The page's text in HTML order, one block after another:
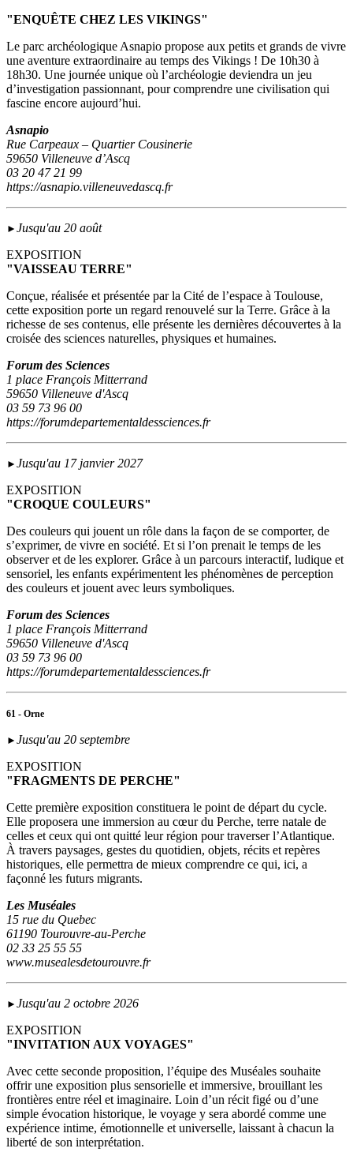
"ENQUÊTE CHEZ LES VIKINGS"
Le parc archéologique Asnapio propose aux petits et grands de vivre
une aventure extraordinaire au temps des Vikings ! De 10h30 à
18h30. Une journée unique où l’archéologie deviendra un jeu
d’investigation passionnant, pour comprendre une civilisation qui
fascine encore aujourd’hui.
Asnapio
Rue Carpeaux – Quartier Cousinerie
59650 Villeneuve d’Ascq
03 20 47 21 99
https://asnapio.villeneuvedascq.fr
► Jusqu'au 20 août
EXPOSITION
"VAISSEAU TERRE"
Conçue, réalisée et présentée par la Cité de l’espace à Toulouse,
cette exposition porte un regard renouvelé sur la Terre. Grâce à la
richesse de ses contenus, elle présente les dernières découvertes à la
croisée des sciences naturelles, physiques et humaines.
Forum des Sciences
1 place François Mitterrand
59650 Villeneuve d'Ascq
03 59 73 96 00
https://forumdepartementaldessciences.fr
► Jusqu'au 17 janvier 2027
EXPOSITION
"CROQUE COULEURS"
Des couleurs qui jouent un rôle dans la façon de se comporter, de
s’exprimer, de vivre en société. Et si l’on prenait le temps de les
observer et de les explorer. Grâce à un parcours interactif, ludique et
sensoriel, les enfants expérimentent les phénomènes de perception
des couleurs et jouent avec leurs symboliques.
Forum des Sciences
1 place François Mitterrand
59650 Villeneuve d'Ascq
03 59 73 96 00
https://forumdepartementaldessciences.fr
61 - Orne
► Jusqu'au 20 septembre
EXPOSITION
"FRAGMENTS DE PERCHE"
Cette première exposition constituera le point de départ du cycle.
Elle proposera une immersion au cœur du Perche, terre natale de
celles et ceux qui ont quitté leur région pour traverser l’Atlantique.
À travers paysages, gestes du quotidien, objets, récits et repères
historiques, elle permettra de mieux comprendre ce qui, ici, a
façonné les futurs migrants.
Les Muséales
15 rue du Quebec
61190 Tourouvre-au-Perche
02 33 25 55 55
www.musealesdetourouvre.fr
► Jusqu'au 2 octobre 2026
EXPOSITION
"INVITATION AUX VOYAGES"
Avec cette seconde proposition, l’équipe des Muséales souhaite
offrir une exposition plus sensorielle et immersive, brouillant les
frontières entre réel et imaginaire. Loin d’un récit figé ou d’une
simple évocation historique, le voyage y sera abordé comme une
expérience intime, émotionnelle et universelle, laissant à chacun la
liberté de son interprétation.